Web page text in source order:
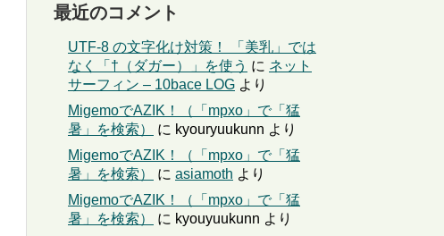
最近のコメント
UTF-8 の文字化け対策！ 「美乳」では
なく「†（ダガー）」を使う に ネット
サーフィン – 10bace LOG より
MigemoでAZIK！（「mpxo」で「猛
暑」を検索）
に kyouryuukunn より
MigemoでAZIK！（「mpxo」で「猛
暑」を検索）
に asiamoth より
MigemoでAZIK！（「mpxo」で「猛
暑」を検索）
に kyouyuukunn より